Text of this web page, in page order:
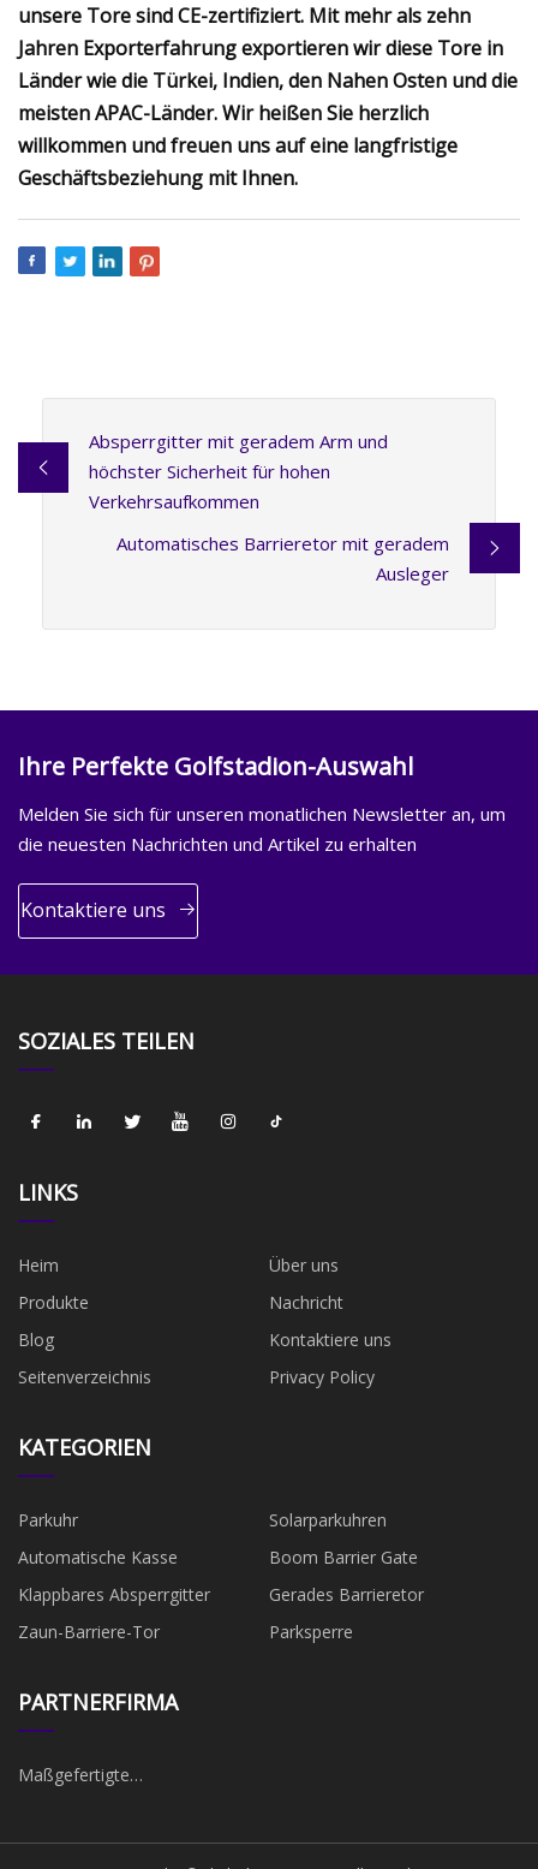
unsere Tore sind CE-zertifiziert. Mit mehr als zehn
Jahren Exporterfahrung exportieren wir diese Tore in
Länder wie die Türkei, Indien, den Nahen Osten und die
meisten APAC-Länder. Wir heißen Sie herzlich
willkommen und freuen uns auf eine langfristige
Geschäftsbeziehung mit Ihnen.
Absperrgitter mit geradem Arm und
höchster Sicherheit für hohen
Verkehrsaufkommen
Automatisches Barrieretor mit geradem
Ausleger
Ihre Perfekte Golfstadion-Auswahl
Melden Sie sich für unseren monatlichen Newsletter an, um
die neuesten Nachrichten und Artikel zu erhalten
Kontaktiere uns
SOZIALES TEILEN
LINKS
Heim
Über uns
Produkte
Nachricht
Blog
Kontaktiere uns
Seitenverzeichnis
Privacy Policy
KATEGORIEN
Parkuhr
Solarparkuhren
Automatische Kasse
Boom Barrier Gate
Klappbares Absperrgitter
Gerades Barrieretor
Zaun-Barriere-Tor
Parksperre
PARTNERFIRMA
Maßgefertigte